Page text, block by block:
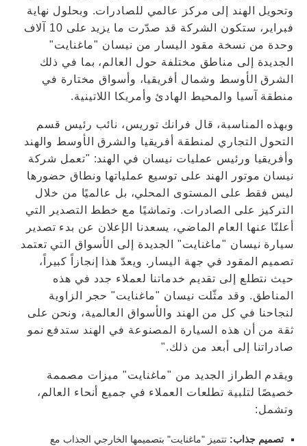
وتحويل الهند إلى مركز عالمي للصادرات. وبحلول نهاية
فبراير، ستكون الشركة قد صدّرت ما يزيد على 10 آلاف
وحدة من نسخة مقود اليسار من نيسان "ماغنايت"
الجديدة إلى مناطق مختلفة حول العالم، بما في ذلك
الشرق الأوسط وشمال أفريقيا، وأسواق مختارة في
منطقة آسيا والمحيط الهادئ وأمريكا اللاتينية.
وبهذه المناسبة، قال فرانك توريس، نائب رئيس قسم
التحول التجاري لمنطقة أفريقيا والشرق الأوسط والهند
وأفريقيا ورئيس عمليات نيسان في الهند: "تعمل شركة
نيسان موتور الهند على توسيع عملياتها ونطاق حضورها
ليس فقط على المستوى المحلي، بل عالميًا من خلال
التركيز على الصادرات. وتماشيًا مع خطط التصدير التي
أعلنّا عنها العام الماضي، يسعدنا الإعلان عن بدء تصدير
سيارة نيسان "ماغنايت" الجديدة إلى الأسواق التي تعتمد
تصميم المقود في جهة اليسار. ويعدّ هذا إنجازاً كبيراً،
حيث نتطلع إلى تقديم خدماتنا لعملاء جدد في هذه
المناطق. وقد مثّلت نيسان "ماغنايت" حجر الزاوية
لنجاحنا في كل من الهند والأسواق العالمية، ونحن على
ثقة من أن هذه السيارة المصنوعة في الهند ستدفع نمو
صادراتنا إلى أبعد من ذلك."
ويقدم الطراز الجديد من "ماغنايت" ميزات مصممة
خصيصًا لتلبية تطلعات العملاء في جميع أنحاء العالم،
وتشمل:
تصميم جذاب: تتميز "ماغنايت" بتصميمها الخارجي الجذاب مع